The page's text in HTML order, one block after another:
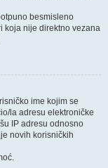
besmisleno
koja nije direktno vezana
ime kojim se
la adresu elektroničke
IP adresu odnosno
novih korisničkih